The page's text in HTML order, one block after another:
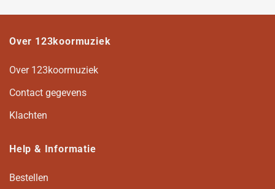
Over 123koormuziek
Over 123koormuziek
Contact gegevens
Klachten
Help & Informatie
Bestellen